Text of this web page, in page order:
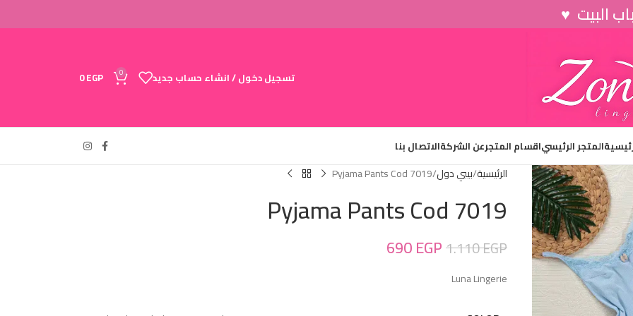
تسجيل دخول / انشاء حساب جديد 0
0EGP
المتجر الرئيسياقسام المتجرعن الشركةالاتصال بنا
الرئيسية بيبي دول Pyjama Pants Cod 7019
Pyjama Pants Cod 7019
1.110EGP
690EGP
Luna Lingerie